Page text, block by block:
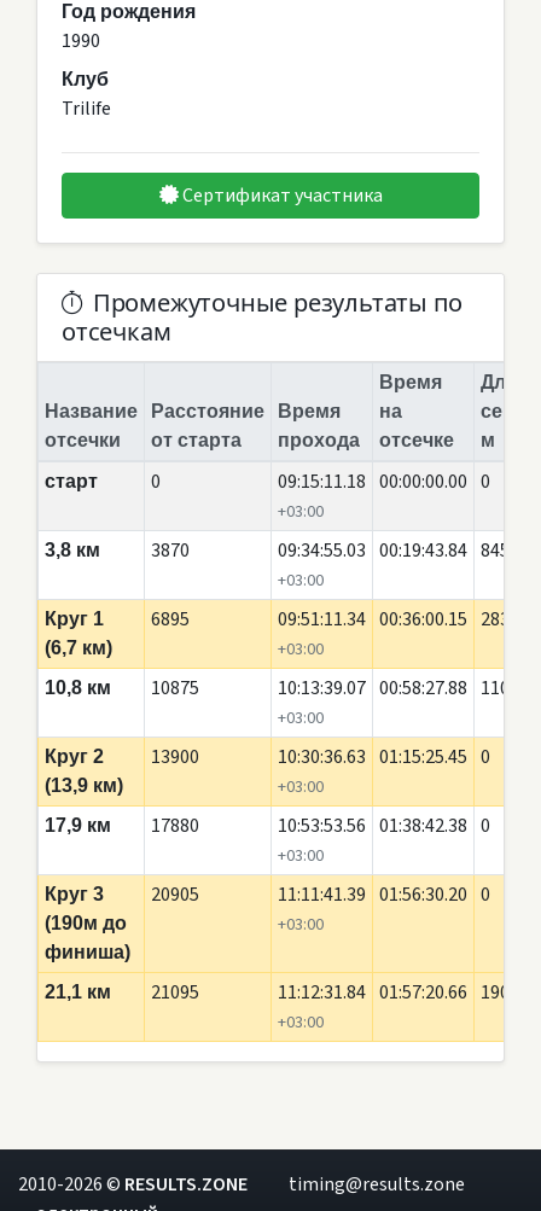
Год рождения
1990
Клуб
Trilife
Сертификат участника
Промежуточные результаты по
отсечкам
Название
отсечки
Расстояние
от старта
Время
прохода
Время
на
отсечке
Длина
м
старт
0 09:15:11.18
+03:00
00:00:00.00 0
3,8 км 3870 09:34:55.03
+03:00
00:19:43.84 845
Круг 1
(6,7 км)
6895 09:51:11.34
+03:00
00:36:00.15 2835
10,8 км 10875 10:13:39.07
+03:00
00:58:27.88 110
Круг 2
(13,9 км)
13900 10:30:36.63
+03:00
01:15:25.45 0
17,9 км 17880 10:53:53.56
+03:00
01:38:42.38 0
Круг 3
(190м до
финиша)
20905 11:11:41.39
+03:00
01:56:30.20 0
21,1 км 21095 11:12:31.84
+03:00
01:57:20.66 190
2010-2026 © RESULTS.ZONE
timing@results.zone